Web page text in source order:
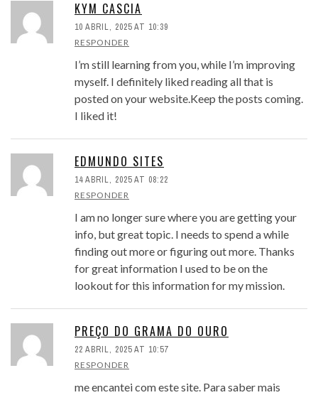
KYM CASCIA
10 ABRIL, 2025 AT 10:39
RESPONDER
I’m still learning from you, while I’m improving
myself. I definitely liked reading all that is
posted on your website.Keep the posts coming.
I liked it!
EDMUNDO SITES
14 ABRIL, 2025 AT 08:22
RESPONDER
I am no longer sure where you are getting your
info, but great topic. I needs to spend a while
finding out more or figuring out more. Thanks
for great information I used to be on the
lookout for this information for my mission.
PREÇO DO GRAMA DO OURO
22 ABRIL, 2025 AT 10:57
RESPONDER
me encantei com este site. Para saber mais